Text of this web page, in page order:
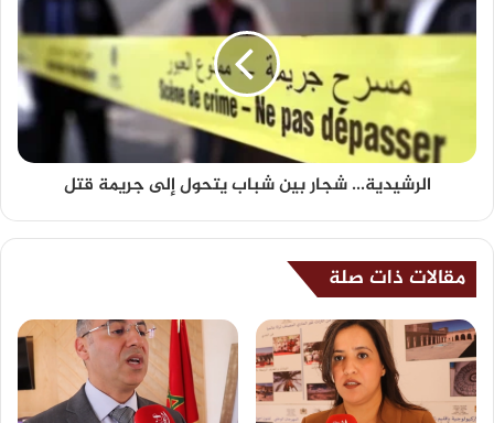
الرشيدية... شجار بين شباب يتحول إلى جريمة قتل
مقالات ذات صلة